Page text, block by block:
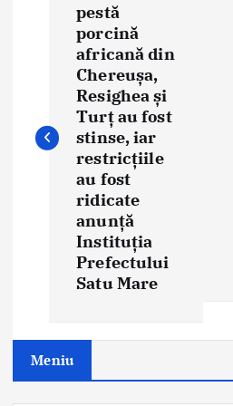
n
a
t
i
pestă
porcină
africană din
Chereușa,
Resighea și
Turț au fost
stinse, iar
restricțiile
au fost
ridicate
anunță
Instituția
Prefectului
Satu Mare
Meniu